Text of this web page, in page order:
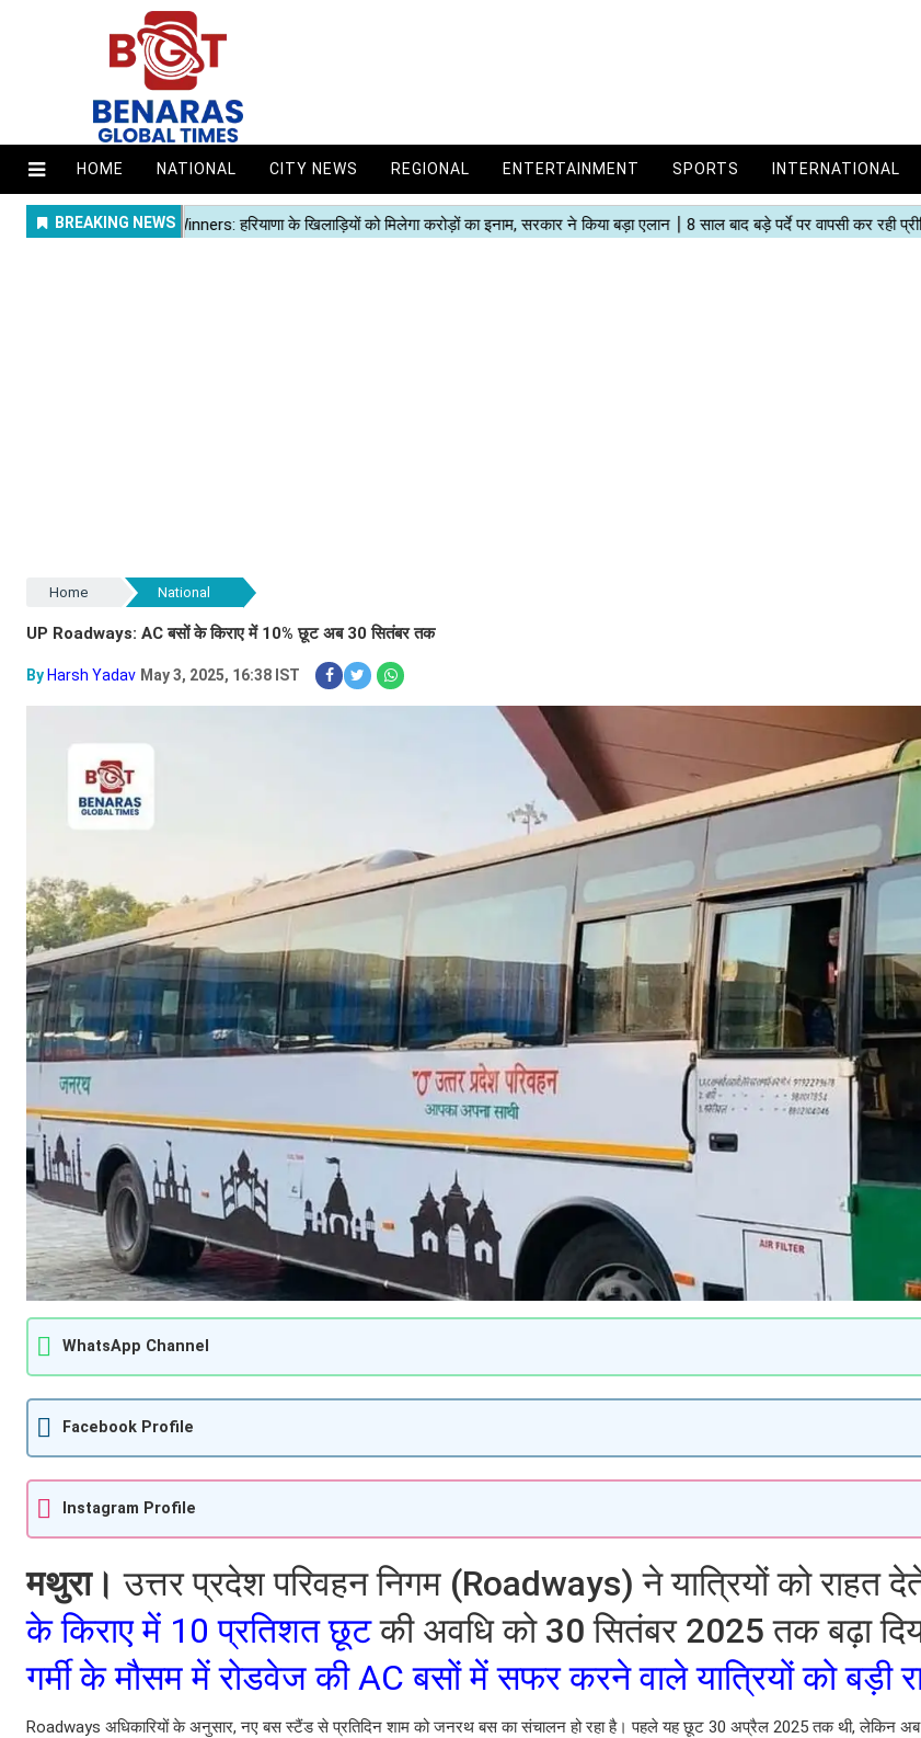
HOME NATIONAL CITY NEWS REGIONAL ENTERTAINMENT SPORTS INTERNATIONAL
Home National
UP Roadways: AC बसों के किराए में 10% छूट अब 30 सितंबर तक
By Harsh Yadav May 3, 2025, 16:38 IST
WhatsApp Channel
Facebook Profile
Instagram Profile
मथुरा। उत्तर प्रदेश परिवहन निगम (Roadways) ने यात्रियों को राहत
के किराए में 10 प्रतिशत छूटकी अवधि को 30 सितंबर 2025 तक बढ़ा
गर्मी के मौसम में रोडवेज की AC बसों में सफर करने वाले यात्रियों को बड़ी
Roadways अधिकारियों के अनुसार, नए बस स्टैंड से प्रतिदिन शाम को जनरथ बस का संचालन हो रहा है। पहले यह छूट 30 अप्रैल 2025 तक थी, लेकिन